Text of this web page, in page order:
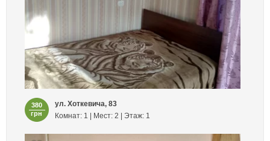
380
грн
ул. Хоткевича, 83
Комнат: 1 | Мест: 2 | Этаж: 1